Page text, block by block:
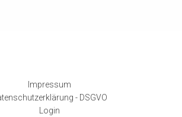
Impressum
- DSGVO
Login